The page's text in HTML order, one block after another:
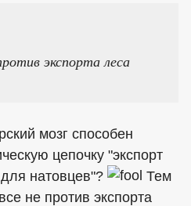
экспорта леса
мозг способен
цепочку "экспорт
натовцев"?
Тем
не против экспорта